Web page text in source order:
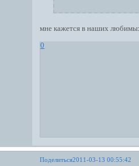
мне кажется в наших
0
Поделиться2011-03-13 00:55:42